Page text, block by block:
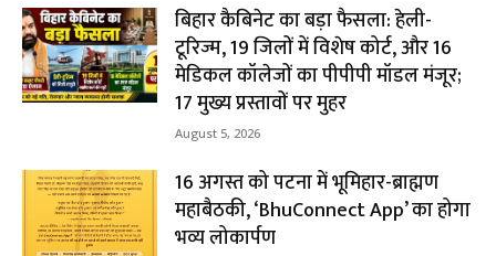
बिहार कैबिनेट का बड़ा फैसला: हेली-
टूरिज्म, 19 जिलों में विशेष कोर्ट, और 16
मेडिकल कॉलेजों का पीपीपी मॉडल मंजूर;
17 मुख्य प्रस्तावों पर मुहर
August 5, 2026
16 अगस्त को पटना में भूमिहार-ब्राह्मण
महाबैठकी, ‘BhuConnect App’ का होगा
भव्य लोकार्पण